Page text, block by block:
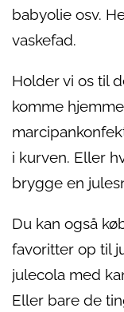
babyolie osv.
vaskefad.
Holder vi os til
komme
i kurven. Eller
brygge en
Du kan også
favoritter op til
julecola med
Eller bare de